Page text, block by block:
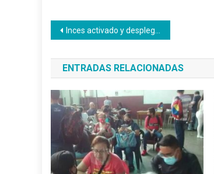
Navegación
de
entradas
Inces activado y desplegado con Plan Manos a la Siembra
ENTRADAS RELACIONADAS